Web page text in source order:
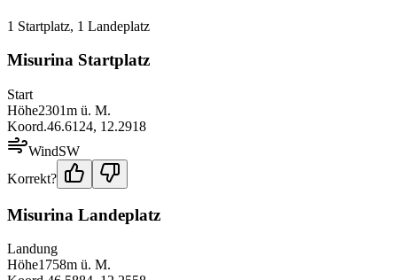
1 Startplatz, 1 Landeplatz
Misurina Startplatz
Start
Höhe2301m ü. M.
Koord.46.6124, 12.2918
WindSW
Korrekt?
Misurina Landeplatz
Landung
Höhe1758m ü. M.